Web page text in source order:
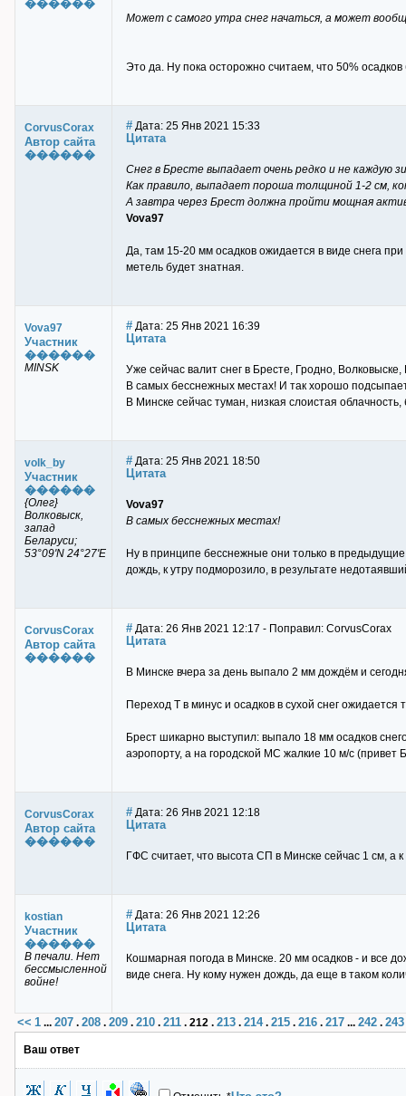
������
Может с самого утра снег начаться, а может
Это да. Ну пока осторожно считаем, что 50% осадков
CorvusCorax
Автор сайта
������
# Дата: 25 Янв 2021 15:33
Цитата
Снег в Бресте выпадает очень редко и не каждую
Как правило, выпадает пороша толщиной 1-2 см,
А завтра через Брест должна пройти мощная
Vova97
Да, там 15-20 мм осадков ожидается в виде снега
метель будет знатная.
Vova97
Участник
������
MINSK
# Дата: 25 Янв 2021 16:39
Цитата
Уже сейчас валит снег в Бресте, Гродно,
В самых бесснежных местах! И так хорошо
В Минске сейчас туман, низкая слоистая
volk_by
Участник
������
{Олег}
Волковыск,
запад
Беларуси;
53°09'N 24°27'E
# Дата: 25 Янв 2021 18:50
Цитата
Vova97
В самых бесснежных местах!
Ну в принципе бесснежные они только в
дождь, к утру подморозило, в результате
CorvusCorax
Автор сайта
������
# Дата: 26 Янв 2021 12:17 - Поправил: CorvusCorax
Цитата
В Минске вчера за день выпало 2 мм дождём и
Переход Т в минус и осадков в сухой снег
Брест шикарно выступил: выпало 18 мм осадков
аэропорту, а на городской МС жалкие 10 м/с (привет
CorvusCorax
Автор сайта
������
# Дата: 26 Янв 2021 12:18
Цитата
ГФС считает, что высота СП в Минске сейчас 1 см, а
kostian
Участник
������
В печали. Нет
бессмысленной
войне!
# Дата: 26 Янв 2021 12:26
Цитата
Кошмарная погода в Минске. 20 мм осадков - и все
виде снега. Ну кому нужен дождь, да еще в таком
<< 1 ... 207 . 208 . 209 . 210 . 211 . 212 . 213 . 214. 215 . 216 . 217 ... 242 . 243
Ваш ответ